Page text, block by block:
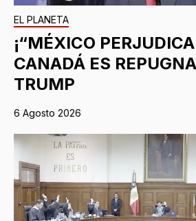
EL PLANETA
¡“MÉXICO
CANADÁ ES
TRUMP
6 Agosto 2026